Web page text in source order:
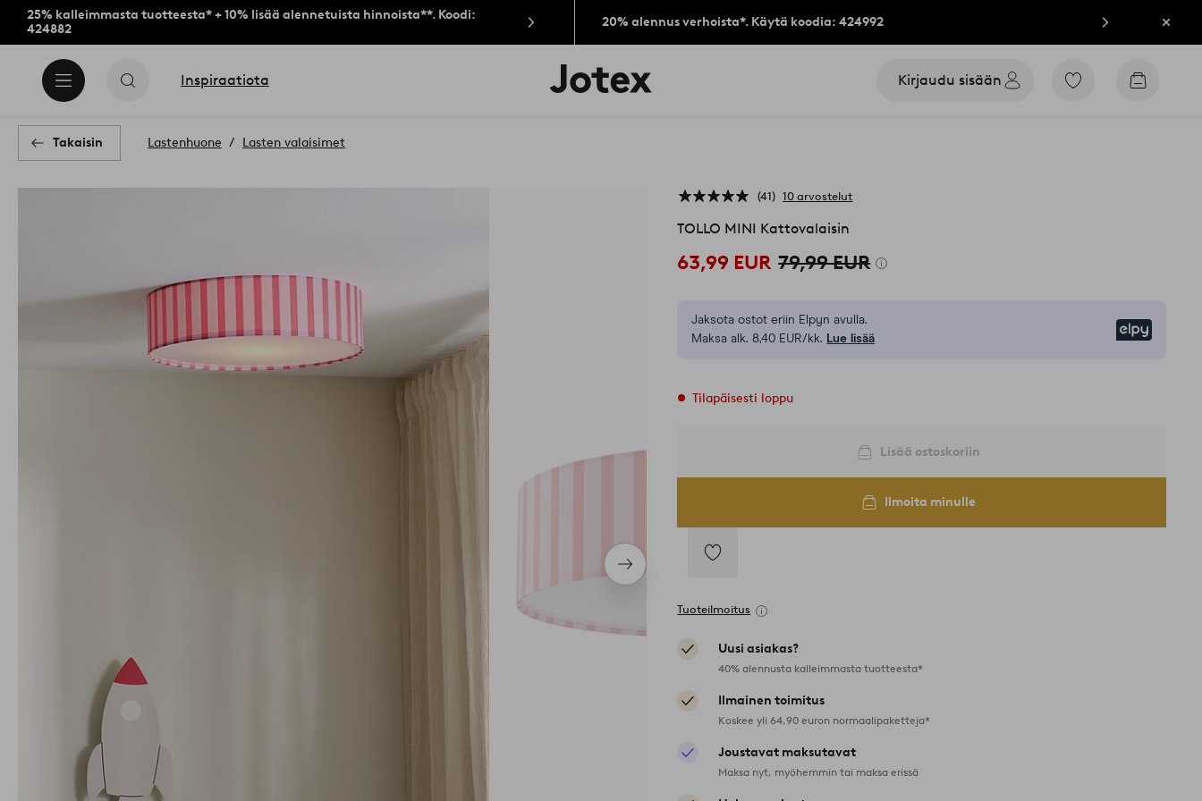
25% kalleimmasta tuotteesta* + 10% lisää alennetuista hinnoista**. Koodi:
424882
20% alennus verhoista*. Käytä koodia: 424992 Sulje
Inspiraatiota
Jotex-
logo
Kirjaudu sisään
Siirry
Siirry
Takaisin Lastenhuone Lasten valaisimet
Seuraava
tuote
41 10 arvostelut
TOLLO MINI Kattovalaisin
63,99 EUR 79,99 EUR
Jaksota ostot eriin Elpyn avulla.
Maksa alk. 8,40 EUR/kk. Lue lisää
Tilapäisesti loppu
Lisää ostoskoriin
Ilmoita minulle
suosikkeihin
Tuoteilmoitus
Uusi asiakas?
40% alennusta kalleimmasta tuotteesta*
Ilmainen toimitus
Koskee yli 64,90 euron normaalipaketteja*
Joustavat maksutavat
Maksa nyt, myöhemmin tai maksa erissä